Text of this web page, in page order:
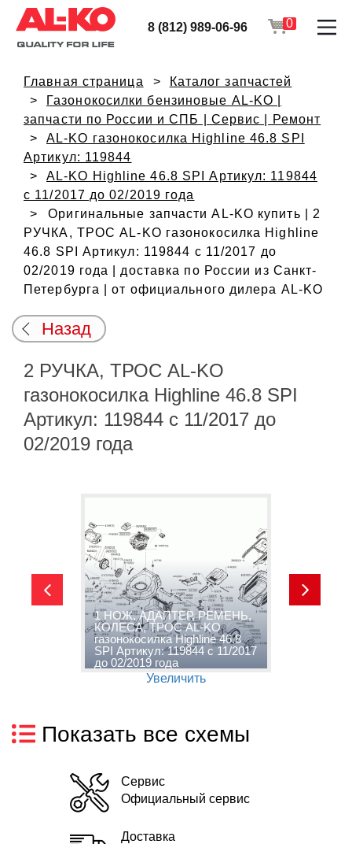
8 (812) 989-06-96 0
Главная страница
Каталог запчастей
Газонокосилки бензиновые AL-KO |
запчасти по России и СПБ | Сервис | Ремонт
AL-KO газонокосилка Highline 46.8 SPI
Артикул: 119844
AL-KO Highline 46.8 SPI Артикул: 119844
с 11/2017 до 02/2019 года
Оригинальные запчасти AL-KO купить | 2
РУЧКА, ТРОС AL-KO газонокосилка Highline
46.8 SPI Артикул: 119844 с 11/2017 до
02/2019 года | доставка по России из Санкт-
Петербурга | от официального дилера AL-KO
Назад
2 РУЧКА, ТРОС AL-KO
газонокосилка Highline 46.8 SPI
Артикул: 119844 с 11/2017 до
02/2019 года
1 НОЖ, АДАПТЕР, РЕМЕНЬ,
КОЛЕСА, ТРОС AL-KO
газонокосилка Highline 46.8
SPI Артикул: 119844 с 11/2017
до 02/2019 года
Увеличить
Показать все схемы
Сервис
Официальный сервис
Доставка